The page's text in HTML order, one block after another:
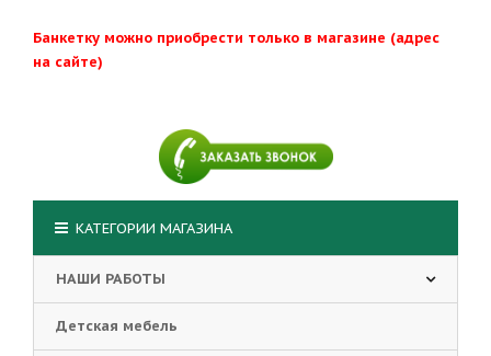
Банкетку можно приобрести только в магазине (адрес
на сайте)
КАТЕГОРИИ МАГАЗИНА
НАШИ РАБОТЫ
Детская мебель